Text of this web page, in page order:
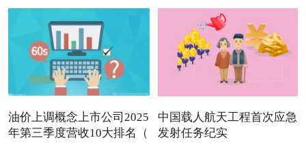
油价上调概念上市公司2025
年第三季度营收10大排名（
中国载人航天工程首次应急
发射任务纪实